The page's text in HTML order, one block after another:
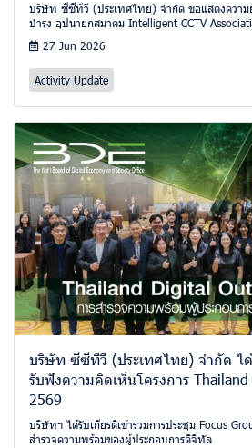
บริษัท ซีซีทีวี (ประเทศไทย) จำกัด ขอแสดงควา
บำรุง อุปนายกสมาคม Intelligent CCTV
27 Jun 2026
Activity Update
บริษัท ซีซีทีวี (ประเทศไทย) จำกัด ได้
รับฟังความคิดเห็นโครงการ
2569
บริษัทฯ ได้รับเกียรติเข้าร่วมการประชุม Focus
สำรวจความพร้อมของผู้ประกอบการดิจิทัล